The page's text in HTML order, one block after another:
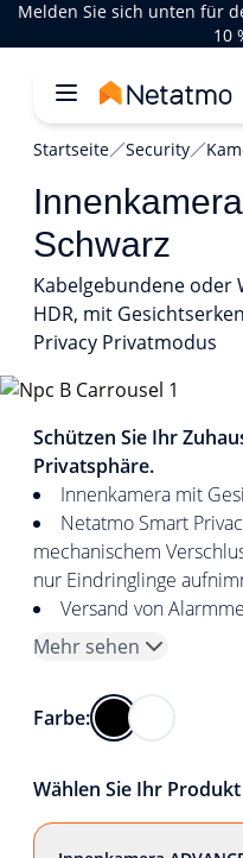
Melden Sie sich unten für
10
Startseite Security
Schwarz
Kabelgebundene oder
HDR, mit
Privacy Privatmodus
Schützen Sie Ihr
Privatsphäre.
Innenkamera mit
Netatmo Smart
mechanischem
nur Eindringlinge
Versand von
Mehr sehen
Farbe:
Wählen Sie Ihr